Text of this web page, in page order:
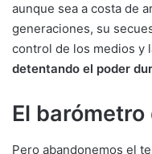
aunque sea a costa de
generaciones, su
control de los medios y
detentando el poder
El barómetro
Pero abandonemos el